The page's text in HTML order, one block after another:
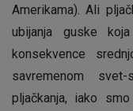
Amerikama). Ali
ubijanja guske
konsekvence
savremenom
pljačkanja, iako